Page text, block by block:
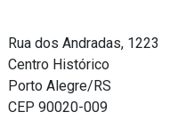
Rua dos Andradas, 1223
Centro Histórico
Porto Alegre/RS
CEP 90020-009